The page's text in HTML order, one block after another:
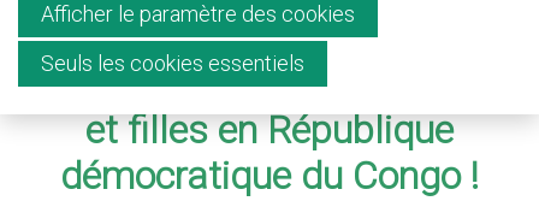
u
m
Un travail digne... La clé d’un
avenirmeilleur pour garçons
et filles enRépublique
démocratique du Congo !
English
Français
Afficher le paramètre des cookies
Seuls les cookies essentiels